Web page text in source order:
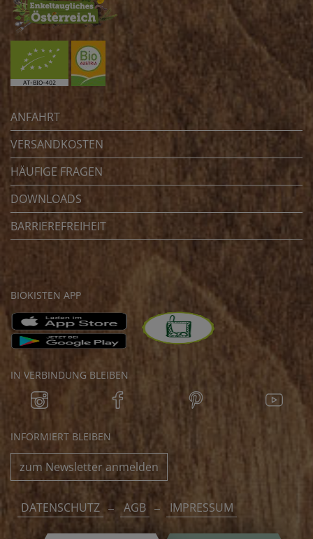
ANFAHRT
VERSANDKOSTEN
HÄUFIGE FRAGEN
DOWNLOADS
BARRIEREFREIHEIT
BIOKISTEN APP
IN VERBINDUNG BLEIBEN
INFORMIERT BLEIBEN
zum Newsletter anmelden
DATENSCHUTZ AGB IMPRESSUM